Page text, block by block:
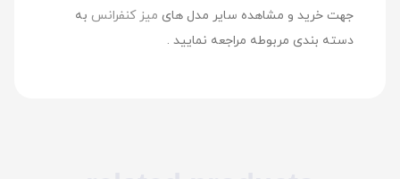
جهت خرید و مشاهده سایر مدل های میز کنفرانس به
دسته بندی مربوطه مراجعه نمایید .